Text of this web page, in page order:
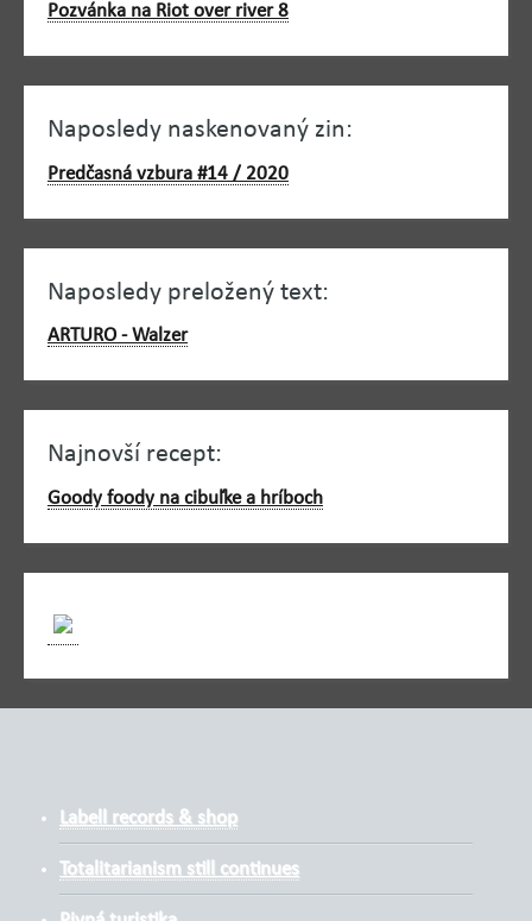
Pozvánka na Riot over river 8
Naposledy naskenovaný zin:
Predčasná vzbura #14 / 2020
Naposledy preložený text:
ARTURO - Walzer
Najnovší recept:
Goody foody na cibuľke a hríboch
Labell records & shop
Totalitarianism still continues